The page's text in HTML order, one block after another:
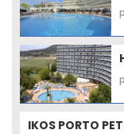
IKOS PORTO